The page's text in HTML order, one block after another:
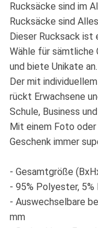
Rucksäcke sind im
Rucksäcke sind
Dieser Rucksack ist
Wähle für sämtliche
und biete Unikate an.
Der mit
rückt Erwachsene
Schule, Business
Mit einem Foto
Geschenk immer
- Gesamtgröße
- 95% Polyester, 5%
- Auswechselbare
mm